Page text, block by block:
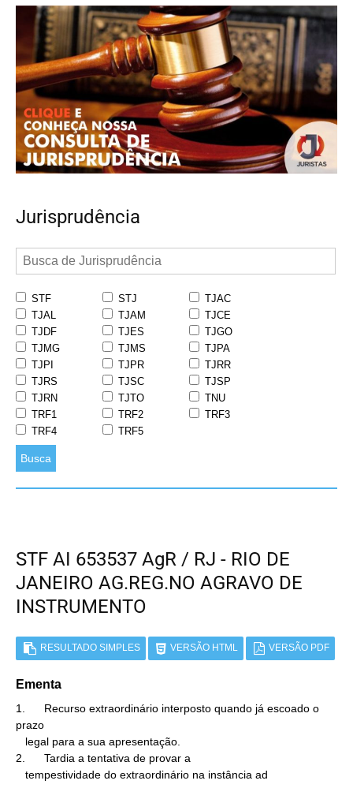
Jurisprudência
STF STJ
TJAC
TJAL
TJAM
TJCE
TJDF
TJES
TJGO
TJMG
TJMS
TJPA
TJPI
TJPR
TJRR
TJRS
TJSC
TJSP
TJRN
TJTO
TNU
TRF1
TRF2
TRF3
TRF4
TRF5
Busca
STF AI 653537 AgR / RJ - RIO DE
JANEIRO AG.REG.NO AGRAVO DE
INSTRUMENTO
RESULTADO SIMPLES VERSÃO HTML VERSÃO PDF
Ementa
1.      Recurso extraordinário interposto quando já escoado o
prazo
2.      Tardia a tentativa de provar a